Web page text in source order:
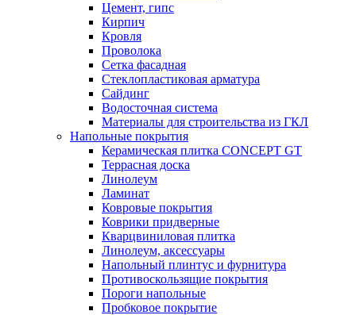
Цемент, гипс
Кирпич
Кровля
Проволока
Сетка фасадная
Стеклопластиковая арматура
Сайдинг
Водосточная система
Материалы для строительства из ГКЛ
Напольные покрытия
Керамическая плитка CONCEPT GT
Террасная доска
Линолеум
Ламинат
Ковровые покрытия
Коврики придверные
Кварцвиниловая плитка
Линолеум, аксессуары
Напольный плинтус и фурнитура
Противоскользящие покрытия
Пороги напольные
Пробковое покрытие